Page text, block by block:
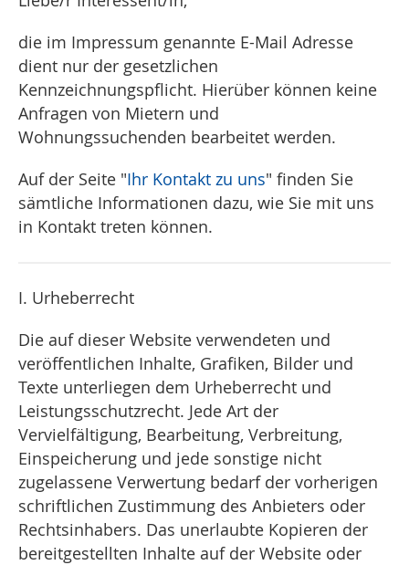
die im Impressum genannte E-Mail Adresse
dient nur der gesetzlichen
Kennzeichnungspflicht. Hierüber können keine
Anfragen von Mietern und
Wohnungssuchenden bearbeitet werden.
Auf der Seite "Ihr Kontakt zu uns" finden Sie
sämtliche Informationen dazu, wie Sie mit uns
in Kontakt treten können.
I. Urheberrecht
Die auf dieser Website verwendeten und
veröffentlichen Inhalte, Grafiken, Bilder und
Texte unterliegen dem Urheberrecht und
Leistungsschutzrecht. Jede Art der
Vervielfältigung, Bearbeitung, Verbreitung,
Einspeicherung und jede sonstige nicht
zugelassene Verwertung bedarf der vorherigen
schriftlichen Zustimmung des Anbieters oder
Rechtsinhabers. Das unerlaubte Kopieren der
bereitgestellten Inhalte auf der Website oder